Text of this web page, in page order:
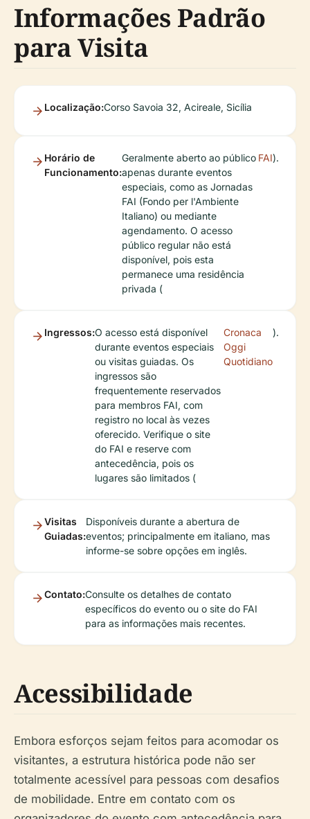
Informações Padrão
para Visita
Localização:Corso Savoia 32, Acireale, Sicília
Horário de
Funcionamento:
Geralmente aberto ao público
apenas durante eventos
especiais, como as Jornadas
FAI (Fondo per l'Ambiente
Italiano) ou mediante
agendamento. O acesso
público regular não está
disponível, pois esta
permanece uma residência
privada (
FAI).
Ingressos:O acesso está disponível
durante eventos especiais
ou visitas guiadas. Os
ingressos são
frequentemente reservados
para membros FAI, com
registro no local às vezes
oferecido. Verifique o site
do FAI e reserve com
antecedência, pois os
lugares são limitados (
Cronaca
Oggi
Quotidiano
).
Visitas
Guiadas:
Disponíveis durante a abertura de
eventos; principalmente em italiano, mas
informe-se sobre opções em inglês.
Contato:Consulte os detalhes de contato
específicos do evento ou o site do FAI
para as informações mais recentes.
Acessibilidade
Embora esforços sejam feitos para acomodar os
visitantes, a estrutura histórica pode não ser
totalmente acessível para pessoas com desafios
de mobilidade. Entre em contato com os